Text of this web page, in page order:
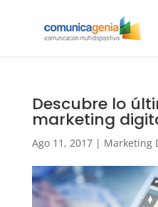
Descubre lo
marketing
Ago 11, 2017| Marketing